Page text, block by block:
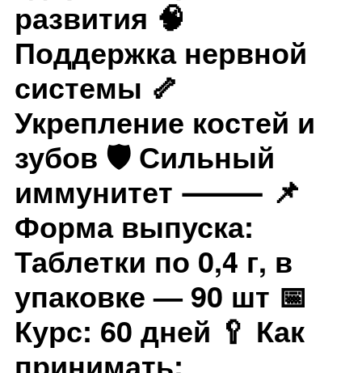
развития 🧠
Поддержка нервной
системы 🦴
Укрепление костей и
зубов 🛡 Сильный
иммунитет ⸻ 📌
Форма выпуска:
Таблетки по 0,4 г, в
упаковке — 90 шт 📅
Курс: 60 дней 🥄 Как